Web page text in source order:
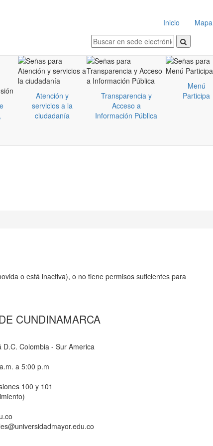
Inicio
Mapa
Atención y
servicios a la
ciudadanía
Transparencia y
Acceso a
Información Pública
Menú
Participa
o está inactiva), o no tiene permisos suficientes para
CUNDINAMARCA
Colombia - Sur America
a 5:00 p.m
100 y 101